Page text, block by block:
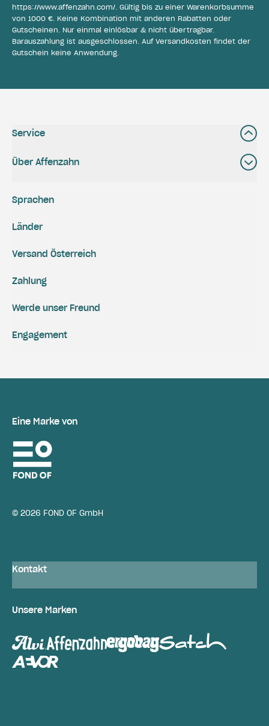
https://www.affenzahn.com/. Gültig bis zu einer Warenkorbsumme
von 1000 €. Keine Kombination mit anderen Rabatten oder
Gutscheinen. Nur einmal einlösbar & nicht übertragbar.
Barauszahlung ist ausgeschlossen. Auf Versandkosten findet der
Gutschein keine Anwendung.
Service
Über Affenzahn
Versand Österreich
Zahlung
Engagement
Werde unser Freund
Sprachen
Länder
Eine Marke von
© 2026 FOND OF GmbH
Kontakt
Unsere Marken